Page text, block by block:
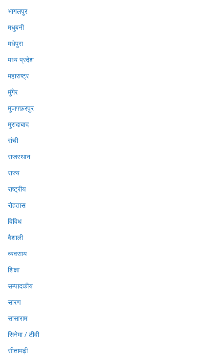
भागलपुर
मधुबनी
मधेपुरा
मध्य प्रदेश
महाराष्ट्र
मुंगेर
मुजफ्फ़रपुर
मुरादाबाद
रांची
राजस्थान
राज्य
राष्ट्रीय
रोहतास
विविध
वैशाली
व्यवसाय
शिक्षा
सम्पादकीय
सारण
सासाराम
सिनेमा / टीवी
सीतामढ़ी